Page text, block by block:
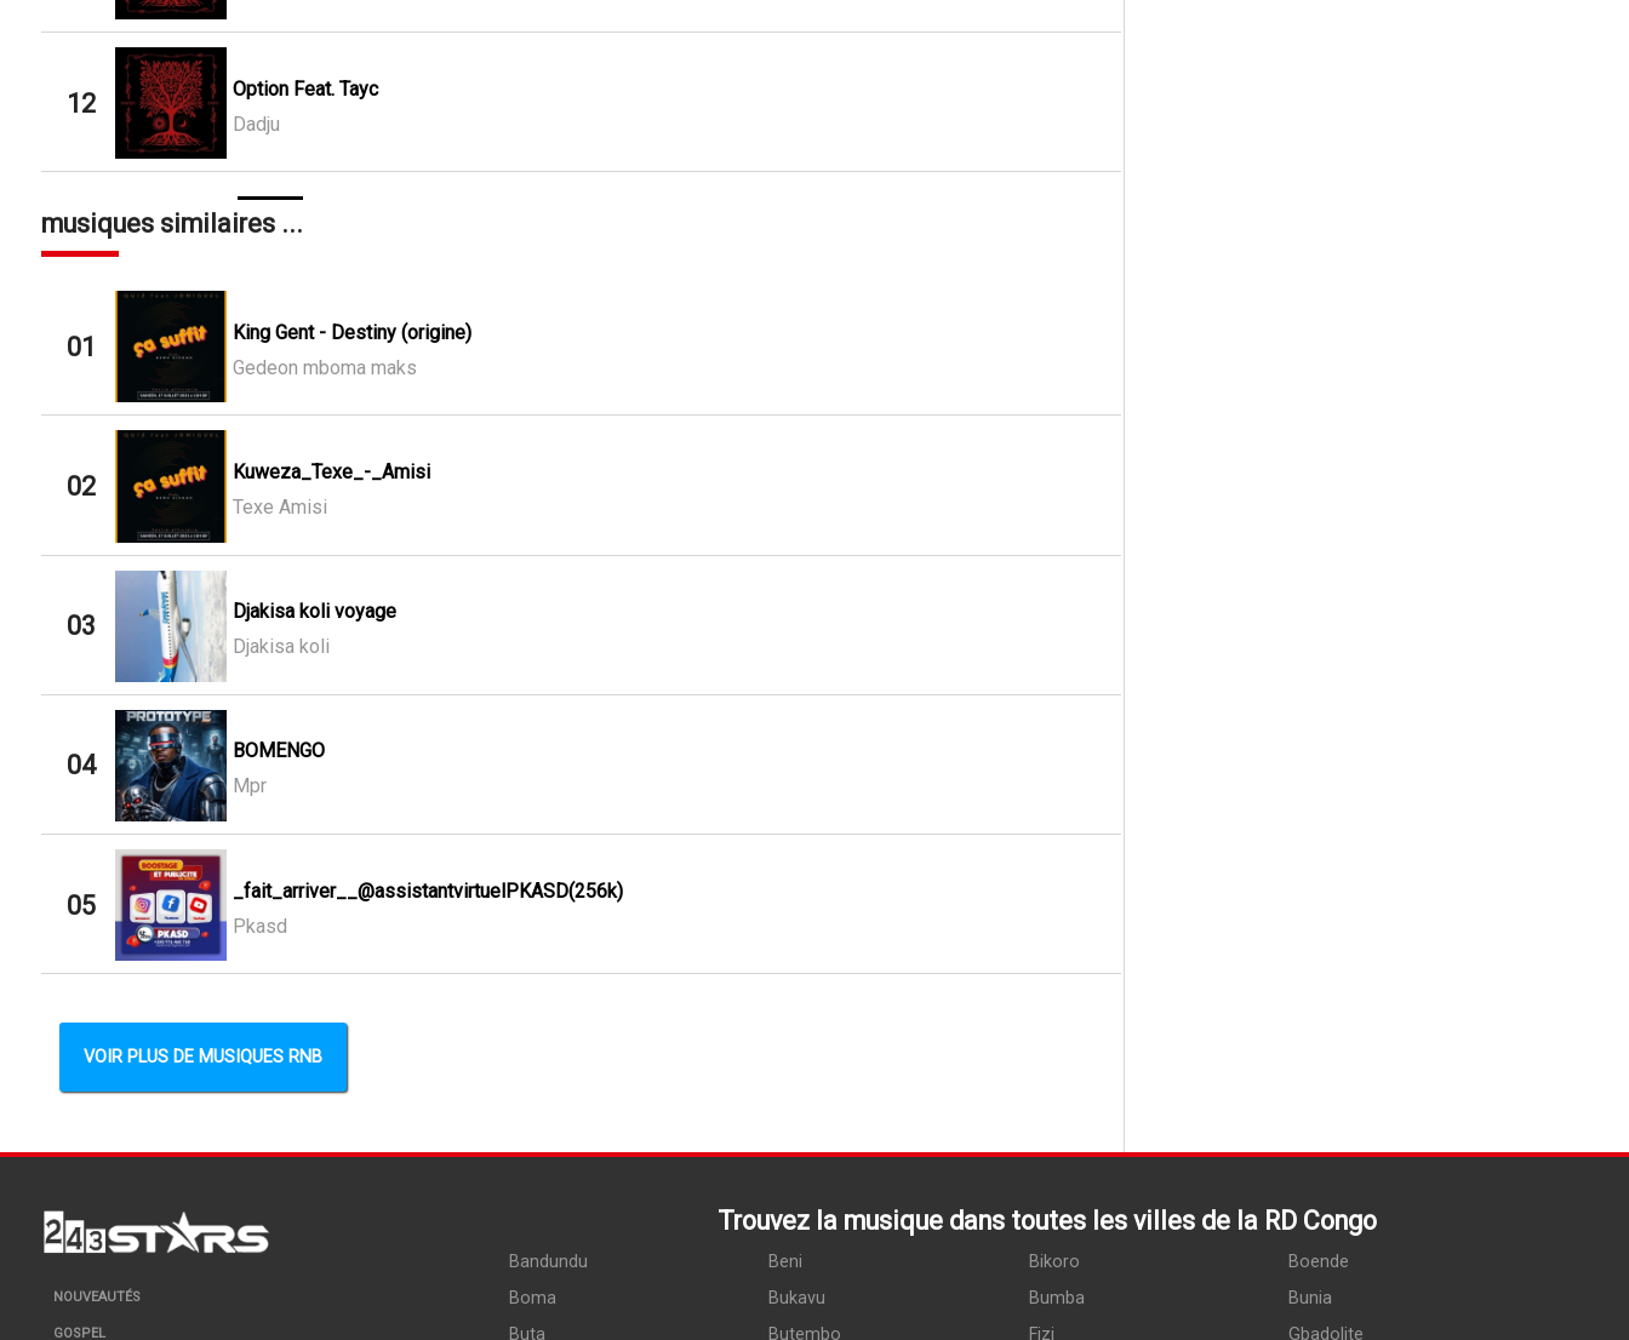
12
Option Feat. Tayc
Dadju
musiques similaires ...
01
King Gent - Destiny (origine)
Gedeon mboma maks
02
Kuweza_Texe_-_Amisi
Texe Amisi
03
Djakisa koli voyage
Djakisa koli
04
BOMENGO
Mpr
05
_fait_arriver__@assistantvirtuelPKASD(256k)
Pkasd
VOIR PLUS DE MUSIQUES RNB
NOUVEAUTÉS
GOSPEL
Trouvez la musique dans toutes les villes de la RD Congo
Bandundu Beni Bikoro
Boende
Boma
Bukavu Bumba
Bunia
Buta
Butembo Fizi Gbadolite